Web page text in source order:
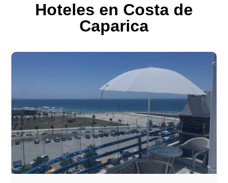
Hoteles en Costa de
Caparica